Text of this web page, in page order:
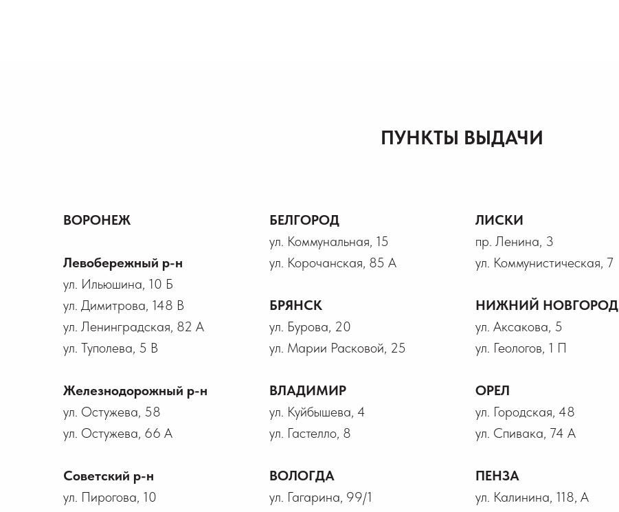
ПУНКТЫ ВЫДАЧИ
ВОРОНЕЖ
Левобережный р-н
ул. Ильюшина, 10 Б
ул. Димитрова, 148 В
ул. Ленинградская, 82 А
ул. Туполева, 5 В
Железнодорожный р-н
ул. Остужева, 58
ул. Остужева, 66 А
Советский р-н
ул. Пирогова, 10
БЕЛГОРОД
ул. Коммунальная, 15
ул. Корочанская, 85 А
БРЯНСК
ул. Бурова, 20
ул. Марии Расковой, 25
ВЛАДИМИР
ул. Куйбышева, 4
ул. Гастелло, 8
ВОЛОГДА
ул. Гагарина, 99/1
ЛИСКИ
пр. Ленина, 3
ул. Коммунистическая, 7
НИЖНИЙ НОВГОРОД
ул. Аксакова, 5
ул. Геологов, 1 П
ОРЕЛ
ул. Городская, 48
ул. Спивака, 74 А
ПЕНЗА
ул. Калинина, 118, А